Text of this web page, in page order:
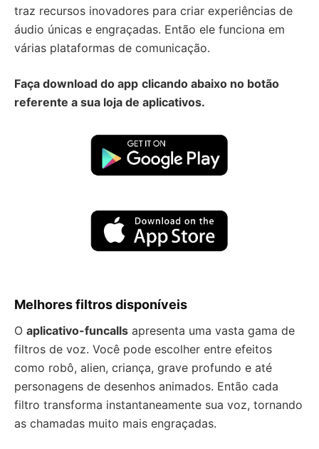
traz recursos inovadores para criar experiências de
áudio únicas e engraçadas. Então ele funciona em
várias plataformas de comunicação.
Faça download do app clicando abaixo no botão
referente a sua loja de aplicativos.
Melhores filtros disponíveis
O aplicativo-funcalls apresenta uma vasta gama de
filtros de voz. Você pode escolher entre efeitos
como robô, alien, criança, grave profundo e até
personagens de desenhos animados. Então cada
filtro transforma instantaneamente sua voz, tornando
as chamadas muito mais engraçadas.